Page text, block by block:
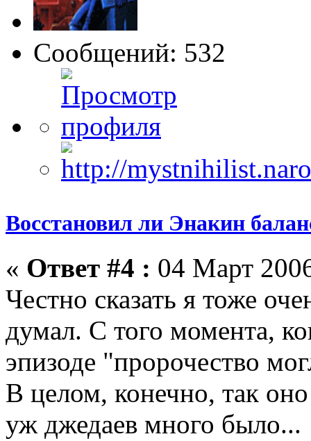
Сообщений: 532
Восстановил ли Энакин
« Ответ #4 : 04 Март
Честно сказать я тоже
думал. С того момента,
эпизоде "пророчество
В целом, конечно, так
уж джедаев много было...